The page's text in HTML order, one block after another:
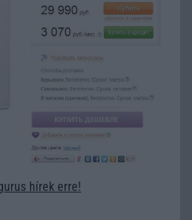
hírek erre!